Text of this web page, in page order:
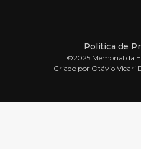
Politica de
©2025 Memorial da
Criado por Otávio Vicari